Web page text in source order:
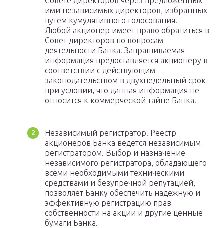
ими независимых директоров, избранных
путем кумулятивного голосования.
Любой акционер имеет право обратиться в
Совет директоров по вопросам
деятельности Банка. Запрашиваемая
информация предоставляется акционеру в
соответствии с действующим
законодательством в двухнедельный срок
при условии, что данная информация не
относится к коммерческой тайне Банка.
Независимый регистратор. Реестр
акционеров Банка ведется независимым
регистратором. Выбор и назначение
независимого регистратора, обладающего
всеми необходимыми техническими
средствами и безупречной репутацией,
позволяет Банку обеспечить надежную и
эффективную регистрацию прав
собственности на акции и другие ценные
бумаги Банка.